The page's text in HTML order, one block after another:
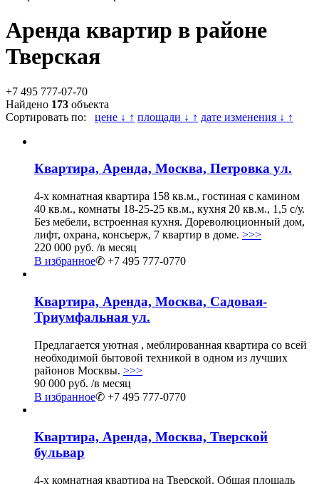
Аренда квартир в районе
Тверская
+7 495 777-07-70
Найдено 173 объекта
Сортировать по: цене ↓ ↑ площади ↓ ↑ дате изменения ↓ ↑
Квартира, Аренда, Москва, Петровка ул.
4-х комнатная квартира 158 кв.м., гостиная с камином
40 кв.м., комнаты 18-25-25 кв.м., кухня 20 кв.м., 1,5 с/у.
Без мебели, встроенная кухня. Дореволюционный дом,
лифт, охрана, консьерж, 7 квартир в доме. >>>
220 000 руб. /в месяц
В избранное✆ +7 495 777-0770
Квартира, Аренда, Москва, Садовая-
Триумфальная ул.
Предлагается уютная , меблированная квартира со всей
необходимой бытовой техникой в одном из лучших
районов Москвы. >>>
90 000 руб. /в месяц
В избранное✆ +7 495 777-0770
Квартира, Аренда, Москва, Тверской
бульвар
4-х комнатная квартира на Тверской. Общая площадь